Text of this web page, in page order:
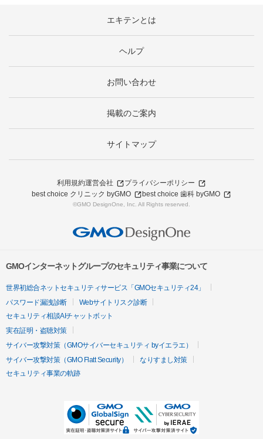
エキテンとは
ヘルプ
お問い合わせ
掲載のご案内
サイトマップ
利用規約運営会社
プライバシーポリシー
best choice クリニック byGMO
best choice 歯科 byGMO
©GMO DesignOne, Inc. All Rights reserved.
GMOインターネットグループのセキュリティ事業について
世界初総合ネットセキュリティサービス「GMOセキュリティ24」
パスワード漏洩診断
Webサイトリスク診断
セキュリティ相談AIチャットボット
実在証明・盗聴対策
サイバー攻撃対策（GMOサイバーセキュリティ byイエラエ）
サイバー攻撃対策（GMO Flatt Security）
なりすまし対策
セキュリティ事業の軌跡